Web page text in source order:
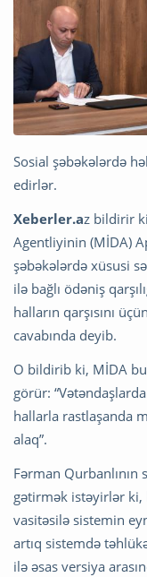
Sosial şəbəkələrdə
edirlər.
Xeberler.az bildirir
Agentliyinin (MİDA)
şəbəkələrdə xüsusi
ilə bağlı ödəniş
halların qarşısını
cavabında deyib.
O bildirib ki, MİDA
görür:
hallarla rastlaşanda
alaq”.
Fərman Qurbanlının
gətirmək istəyirlər ki,
vasitəsilə sistemin
artıq sistemdə
ilə əsas versiya